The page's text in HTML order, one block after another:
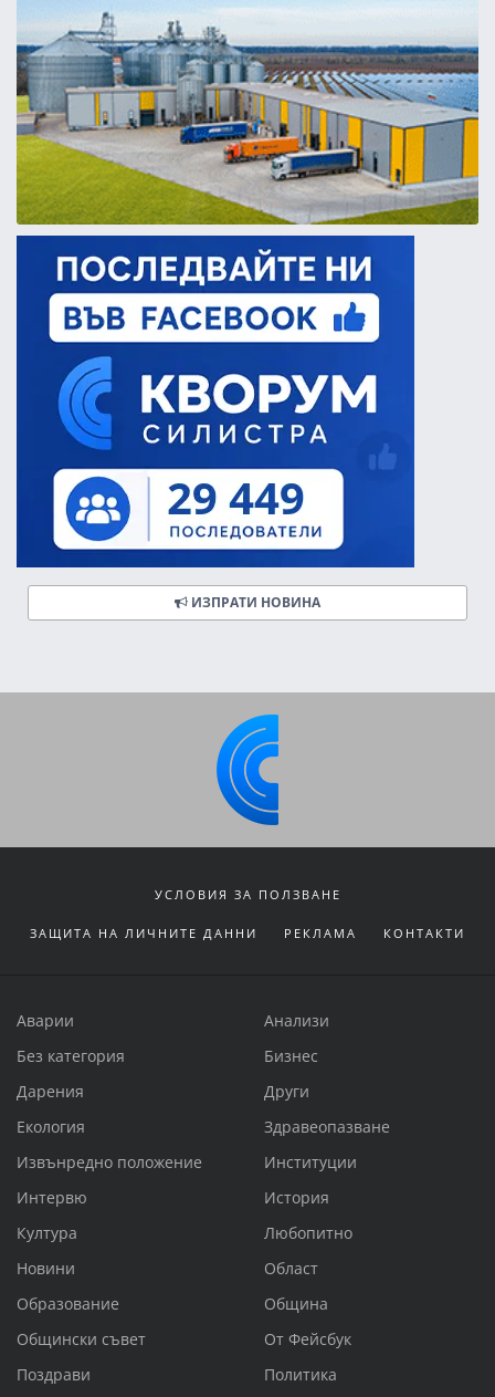
ИЗПРАТИ НОВИНА
УСЛОВИЯ ЗА ПОЛЗВАНЕ
ЗАЩИТА НА ЛИЧНИТЕ ДАННИ РЕКЛАМА КОНТАКТИ
Аварии
Анализи
Без категория
Бизнес
Дарения
Други
Екология
Здравеопазване
Извънредно положение
Институции
Интервю
История
Култура
Любопитно
Новини
Област
Образование
Община
Общински съвет
От Фейсбук
Поздрави
Политика